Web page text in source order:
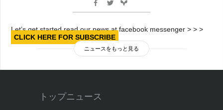
Let’s get started read our news at facebook messenger > > >
CLICK HERE FOR SUBSCRIBE
ニュースをもっと見る
トップニュース